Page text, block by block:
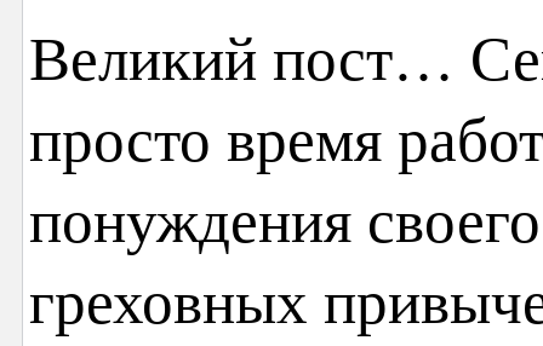
Великий пост…
просто время
понуждения
греховных